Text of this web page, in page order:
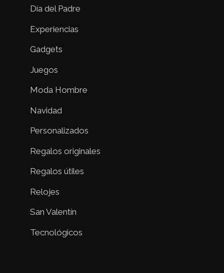
Día del Padre
Experiencias
Gadgets
Juegos
Moda Hombre
Navidad
Personalizados
Regalos originales
Regalos útiles
Relojes
San Valentín
Tecnológicos